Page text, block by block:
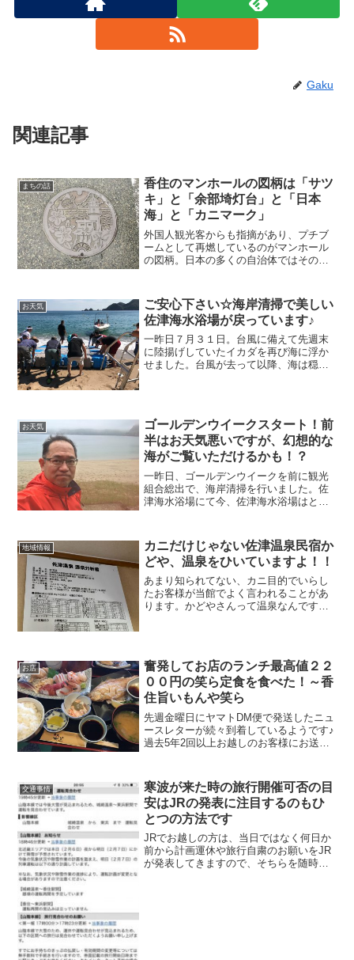
Gaku
関連記事
まちの話
香住のマンホールの図柄は「サツ
キ」と「余部埼灯台」と「日本
海」と「カニマーク」
外国人観光客からも指摘があり、プチブ
ームとして再燃しているのがマンホール
の図柄。日本の多くの自治体ではその地
合併前の市町村ごとのままになっている
のも特徴的です。香住のマンホールの図
柄は「サツキ」と「余部埼灯台」と「日
本海」と「カニマーク」です。
お天気
ご安心下さい☆海岸清掃で美しい
佐津海水浴場が戻っています♪
一昨日７月３１日。台風に備えて先週末
に陸揚げしていたイカダを再び海に浮か
せました。台風が去って以降、海は穏や
お天気
ゴールデンウイークスタート！前
半はお天気悪いですが、幻想的な
海がご覧いただけるかも！？
一昨日、ゴールデンウイークを前に観光
組合総出で、海岸清掃を行いました。佐
津海水浴場にて今、佐津海水浴場はとて
けると思います。キレイな砂浜です！！
おはようございます！民宿...
地域情報
カニだけじゃない佐津温泉民宿か
どや、温泉をひいていますよ！！
あまり知られてない、カニ目的でいらし
たお客様が当館でよく言われることがあ
ります。かどやさんって温泉なんです
は基準値に近いため、中性の温泉という
ことになります。
お店
奮発してお店のランチ最高値２２
００円の笑ら定食を食べた！～香
住旨いもんや笑ら
先週金曜日にヤマトDM便で発送したニュ
ースレターが続々到着しているようです♪
過去5年2回以上お越しのお客様にお送り
だいておりますが、うれしかったのが
「私ももう80歳。...
交通事情
寒波が来た時の旅行開催可否の目
安はJRの発表に注目するのもひ
とつの方法です
JRでお越しの方は、当日ではなく何日か
前から計画運休や旅行自粛のお願いをJR
が発表してきますので、そちらを随時チ